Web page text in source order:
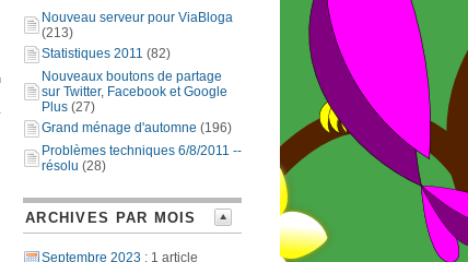
Nouveau serveur pour ViaBloga
(213)
Statistiques 2011 (82)
Nouveaux boutons de partage
sur Twitter, Facebook et Google
Plus (27)
Grand ménage d'automne (196)
Problèmes techniques 6/8/2011 --
résolu (28)
ARCHIVES PAR MOIS
Septembre 2023 : 1 article